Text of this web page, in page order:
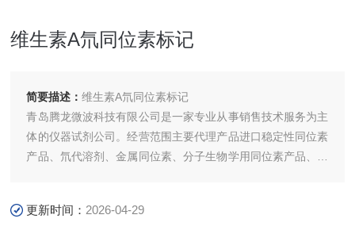
维生素A氘同位素标记
简要描述：维生素A氘同位素标记
青岛腾龙微波科技有限公司是一家专业从事销售技术服务为主
体的仪器试剂公司。经营范围主要代理产品进口稳定性同位素
产品、氘代溶剂、金属同位素、分子生物学用同位素产品、环
核磁数据处理
更新时间： 2026-04-29